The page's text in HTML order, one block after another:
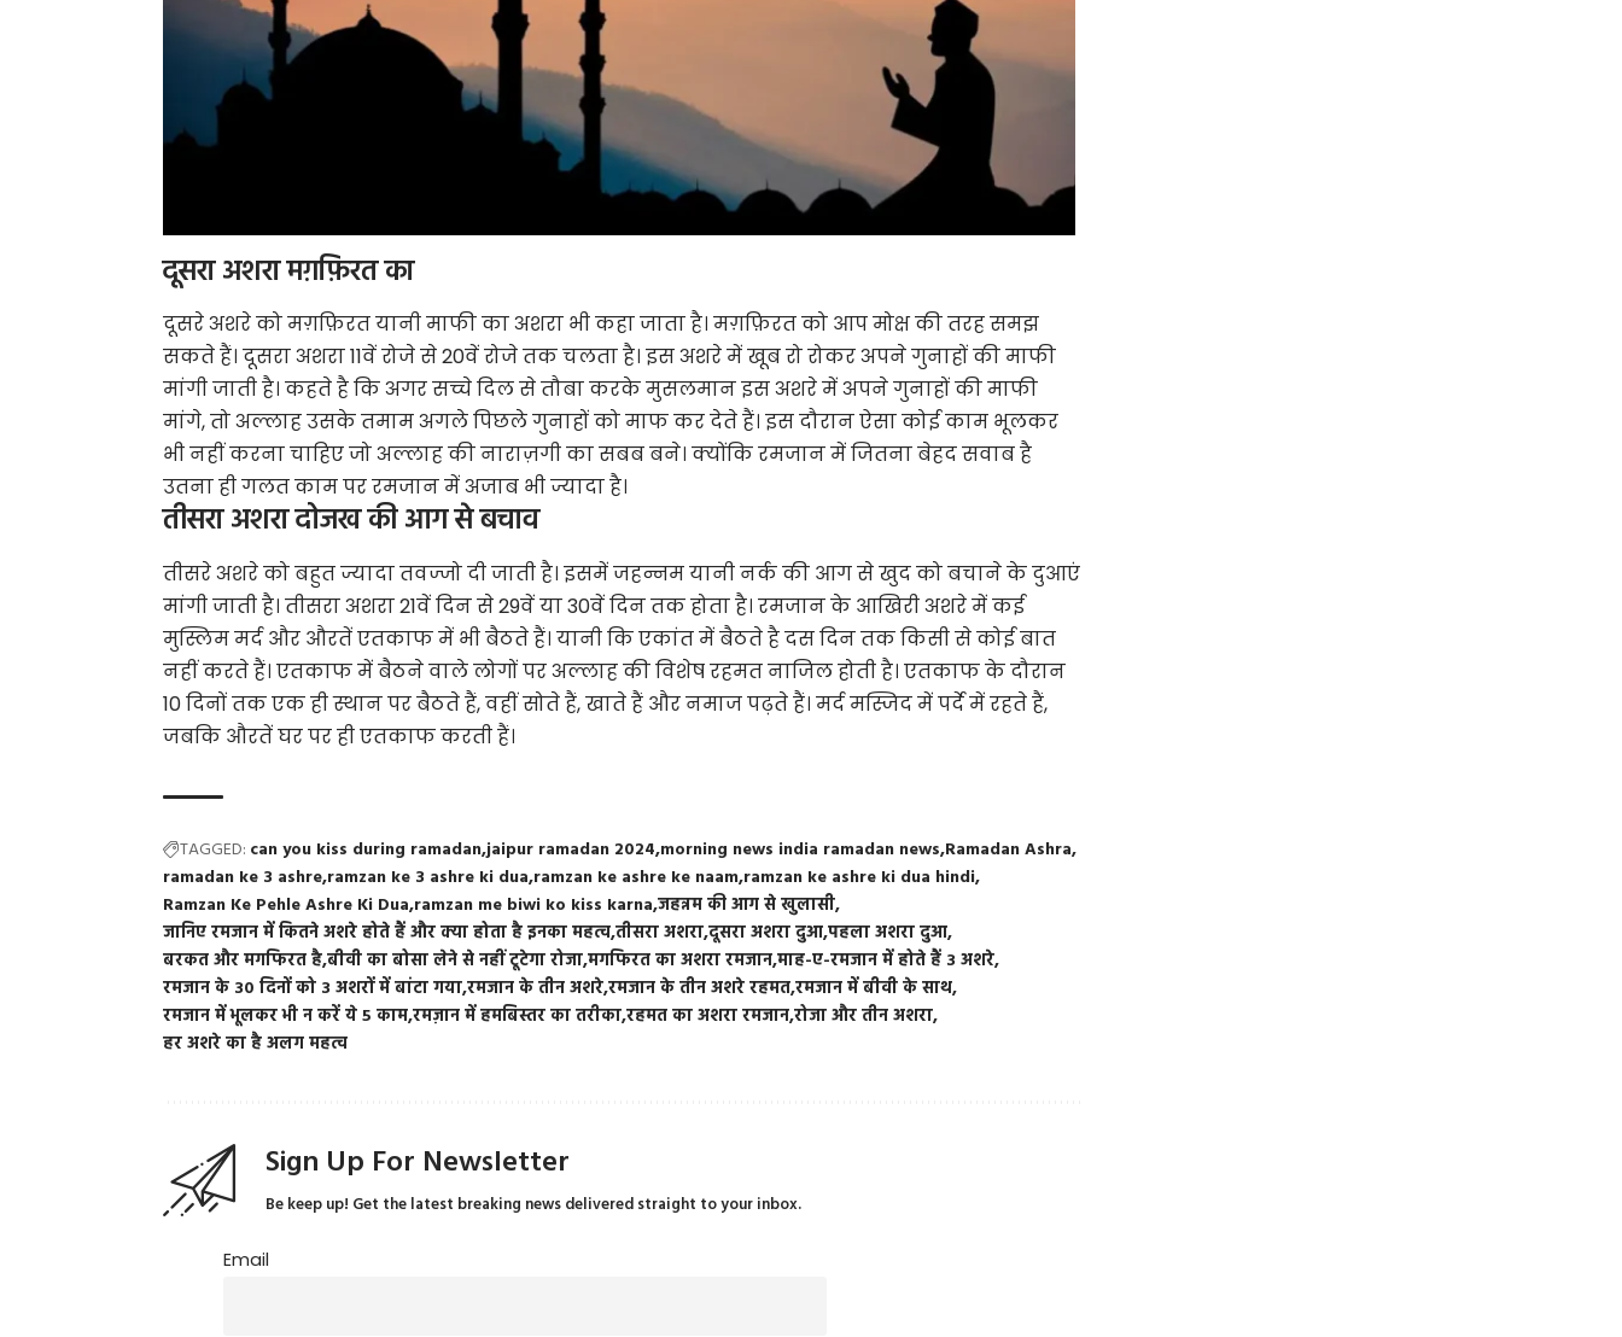
दूसरा अशरा मग़फ़िरत का
दूसरे अशरे को मग़फ़िरत यानी माफी का अशरा भी कहा जाता है। मग़फ़िरत को आप मोक्ष की तरह समझ
सकते हैं। दूसरा अशरा 11वें रोजे से 20वें रोजे तक चलता है। इस अशरे में खूब रो रोकर अपने गुनाहों की माफी
मांगी जाती है। कहते है कि अगर सच्चे दिल से तौबा करके मुसलमान इस अशरे में अपने गुनाहों की माफी
मांगे, तो अल्लाह उसके तमाम अगले पिछले गुनाहों को माफ कर देते हैं। इस दौरान ऐसा कोई काम भूलकर
भी नहीं करना चाहिए जो अल्लाह की नाराज़गी का सबब बने। क्योंकि रमजान में जितना बेहद सवाब है
उतना ही गलत काम पर रमजान में अजाब भी ज्यादा है।
तीसरा अशरा दोजख की आग से बचाव
तीसरे अशरे को बहुत ज्यादा तवज्जो दी जाती है। इसमें जहन्नम यानी नर्क की आग से खुद को बचाने के दुआएं
मांगी जाती है। तीसरा अशरा 21वें दिन से 29वें या 30वें दिन तक होता है। रमजान के आखिरी अशरे में कई
मुस्लिम मर्द और औरतें एतकाफ में भी बैठते हैं। यानी कि एकांत में बैठते है दस दिन तक किसी से कोई बात
नहीं करते हैं। एतकाफ में बैठने वाले लोगों पर अल्लाह की विशेष रहमत नाजिल होती है। एतकाफ के दौरान
10 दिनों तक एक ही स्थान पर बैठते हैं, वहीं सोते हैं, खाते हैं और नमाज पढ़ते हैं। मर्द मस्जिद में पर्दे में रहते हैं,
जबकि औरतें घर पर ही एतकाफ करती हैं।
TAGGED: can you kiss during ramadanjaipur ramadan 2024 morning news india ramadan news Ramadan Ashra
ramadan ke 3 ashre ramzan ke 3 ashre ki dua ramzan ke ashre ke naam ramzan ke ashre ki dua hindi
Ramzan Ke Pehle Ashre Ki Dua ramzan me biwi ko kiss karnaजहन्नम की आग से खुलासी
जानिए रमजान में कितने अशरे होते हैं और क्या होता है इनका महत्वतीसरा अशरादूसरा अशरा दुआपहला अशरा दुआ
बरकत और मगफिरत हैबीवी का बोसा लेने से नहीं टूटेगा रोजामगफिरत का अशरा रमजानमाह-ए-रमजान में होते हैं 3 अशरे
रमजान के 30 दिनों को 3 अशरों में बांटा गयारमजान के तीन अशरेरमजान के तीन अशरे रहमतरमजान में बीवी के साथ
रमजान में भूलकर भी न करें ये 5 कामरमज़ान में हमबिस्तर का तरीकारहमत का अशरा रमजानरोजा और तीन अशरा
हर अशरे का है अलग महत्व
Sign Up For Newsletter
Be keep up! Get the latest breaking news delivered straight to your inbox.
Email